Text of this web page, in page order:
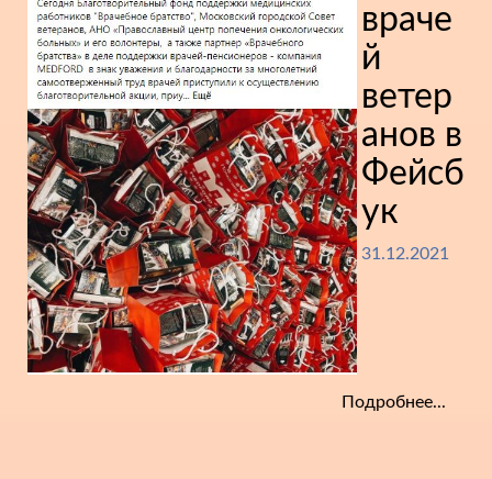
враче
й
ветер
анов в
Фейсб
ук
31.12.2021
Подробнее...